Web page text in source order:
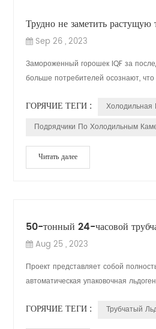
Трудно не заметить
Sep 26 , 2023
Замороженный горошек IQF за
больше потребителей осознают,
ГОРЯЧИЕ ТЕГИ : Холодильная
Подрядчики По Холодильным
Читать далее
50-тонный 24-часовой
Aug 25 , 2023
Проект представляет собой
автоматическая упаковочная
ГОРЯЧИЕ ТЕГИ : Трубчатый